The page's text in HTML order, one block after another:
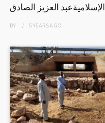
الإسلاميةعبد العزيز الصادق
BY 5 YEARSAGO